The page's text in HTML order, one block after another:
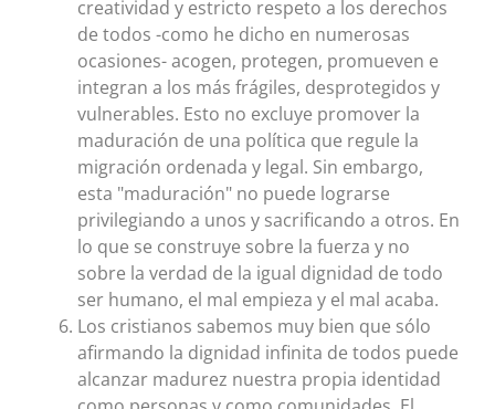
creatividad y estricto respeto a los derechos
de todos -como he dicho en numerosas
ocasiones- acogen, protegen, promueven e
integran a los más frágiles, desprotegidos y
vulnerables. Esto no excluye promover la
maduración de una política que regule la
migración ordenada y legal. Sin embargo,
esta "maduración" no puede lograrse
privilegiando a unos y sacrificando a otros. En
lo que se construye sobre la fuerza y no
sobre la verdad de la igual dignidad de todo
ser humano, el mal empieza y el mal acaba.
Los cristianos sabemos muy bien que sólo
afirmando la dignidad infinita de todos puede
alcanzar madurez nuestra propia identidad